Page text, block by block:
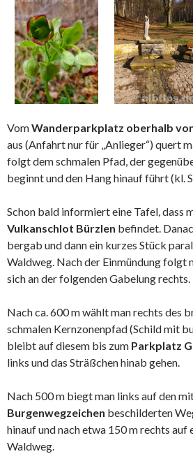
VomWanderparkplatz oberhalb
aus (Anfahrt nur für „Anlieger“) quert
folgt dem schmalen Pfad, der
beginnt und den Hang hinauf führt (kl.
Schon bald informiert eine Tafel, dass
Vulkanschlot Bürzlen befindet.
bergab und dann ein kurzes Stück
Waldweg. Nach der Einmündung folgt
sich an der folgenden Gabelung rechts.
Nach ca. 600 m wählt man rechts des
schmalen Kernzonenpfad (Schild mit
bleibt auf diesem bis zum Parkplatz
links und das Sträßchen hinab gehen.
Nach 500 m biegt man links auf den
Burgenwegzeichen beschilderten
hinauf und nach etwa 150 m rechts auf
Waldweg.